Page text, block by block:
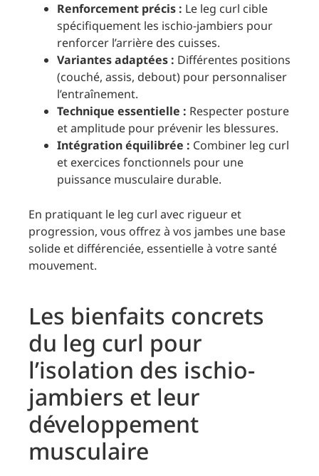
Renforcement précis : Le leg curl cible
spécifiquement les ischio-jambiers pour
renforcer l’arrière des cuisses.
Variantes adaptées : Différentes positions
(couché, assis, debout) pour personnaliser
l’entraînement.
Technique essentielle : Respecter posture
et amplitude pour prévenir les blessures.
Intégration équilibrée : Combiner leg curl
et exercices fonctionnels pour une
puissance musculaire durable.
En pratiquant le leg curl avec rigueur et
progression, vous offrez à vos jambes une base
solide et différenciée, essentielle à votre santé
mouvement.
Les bienfaits concrets
du leg curl pour
l’isolation des ischio-
jambiers et leur
développement
musculaire